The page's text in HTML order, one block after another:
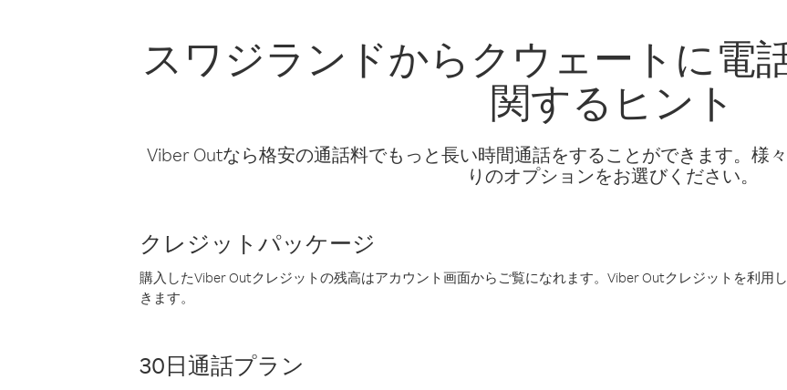
スワジランドからクウェートに電
関するヒント
Viber Outなら格安の通話料でもっと長い時間通話をすることができます。様
りのオプションをお選びください。
クレジットパッケージ
購入したViber Outクレジットの残高はアカウント画面からご覧になれます。Viber Outクレジットを利用
きます。
30日通話プラン